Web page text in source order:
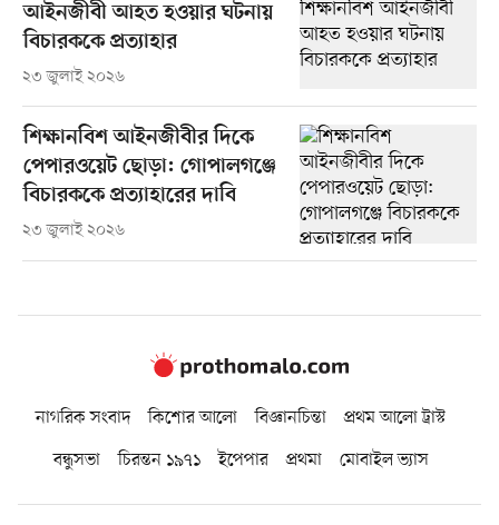
আইনজীবী আহত হওয়ার ঘটনায়
বিচারককে প্রত্যাহার
২৩ জুলাই ২০২৬
শিক্ষানবিশ আইনজীবীর দিকে
পেপারওয়েট ছোড়া: গোপালগঞ্জে
বিচারককে প্রত্যাহারের দাবি
২৩ জুলাই ২০২৬
নাগরিক সংবাদ কিশোর আলো বিজ্ঞানচিন্তা
প্রথম আলো ট্রাস্ট
বন্ধুসভা
চিরন্তন ১৯৭১ ইপেপার প্রথমা মোবাইল ভ্যাস